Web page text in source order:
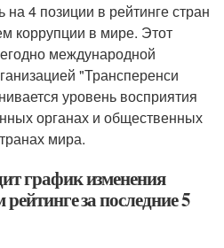
на 4 позиции в рейтинге стран
коррупции в мире. Этот
международной
"Трансперенси
уровень восприятия
органах и общественных
мира.
график изменения
за последние 5